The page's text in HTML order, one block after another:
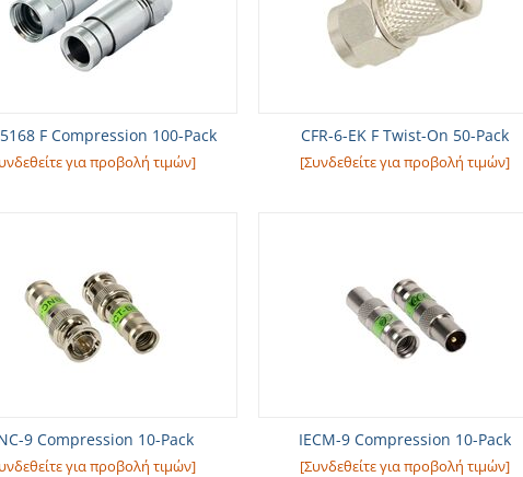
F Compression 100-Pack
για προβολή τιμών]
CFR-6-EK F Twist-On 50-Pack
[Συνδεθείτε για προβολή τιμών]
9 Compression 10-Pack
για προβολή τιμών]
IECM-9 Compression 10-Pack
[Συνδεθείτε για προβολή τιμών]